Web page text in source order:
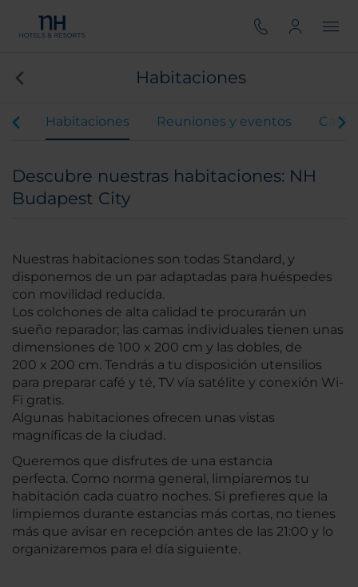
Habitaciones
Habitaciones Reuniones y eventos
Descubre nuestras habitaciones: NH
Budapest City
Nuestras habitaciones son todas Standard, y
disponemos de un par adaptadas para huéspedes
con movilidad reducida.
Los colchones de alta calidad te procurarán un
sueño reparador; las camas individuales tienen unas
dimensiones de 100 x 200 cm y las dobles, de
200 x 200 cm. Tendrás a tu disposición utensilios
para preparar café y té, TV vía satélite y conexión Wi-
Fi gratis.
Algunas habitaciones ofrecen unas vistas
magníficas de la ciudad.
Queremos que disfrutes de una estancia
perfecta. Como norma general, limpiaremos tu
habitación cada cuatro noches. Si prefieres que la
limpiemos durante estancias más cortas, no tienes
más que avisar en recepción antes de las 21:00 y lo
organizaremos para el día siguiente.